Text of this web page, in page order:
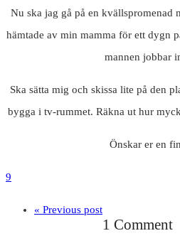
Nu ska jag gå på en kvällspromenad
hämtade av min mamma för ett dygn
mannen jobbar
Ska sätta mig och skissa lite på den
bygga i tv-rummet. Räkna ut hur
Önskar er en
9
« Previous post
1 Comment